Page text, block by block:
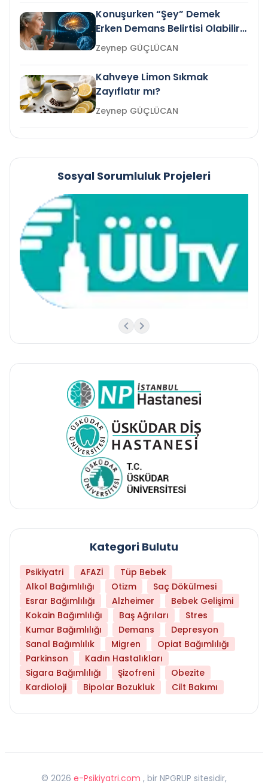
Konuşurken “Şey” Demek
Erken Demans Belirtisi Olabilir
mi?
Zeynep GÜÇLÜCAN
Kahveye Limon Sıkmak
Zayıflatır mı?
Zeynep GÜÇLÜCAN
Sosyal Sorumluluk Projeleri
Kategori Bulutu
Psikiyatri AFAZİ
Tüp Bebek
Alkol Bağımlılığı
Otizm
Saç Dökülmesi
Esrar Bağımlılığı
Alzheimer
Bebek Gelişimi
Kokain Bağımlılığı
Baş Ağrıları
Stres
Kumar Bağımlılığı
Demans
Depresyon
Sanal Bağımlılık
Migren
Opiat Bağımlılığı
Parkinson
Kadın Hastalıkları
Sigara Bağımlılığı
Şizofreni
Obezite
Kardioloji
Bipolar Bozukluk Cilt Bakımı
© 2026 e-Psikiyatri.com , bir NPGRUP sitesidir,